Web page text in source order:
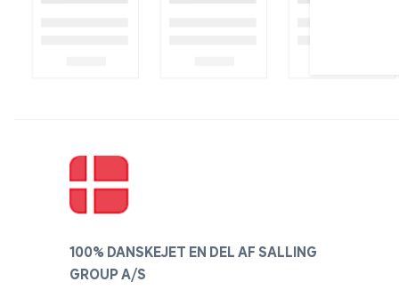
Kompatibilitet iPad-modeller
- 13" iPad Pro (M4)
- 11" iPad Pro (M4)
- 11" iPad Pro (1., 2, 3. og 4. generation)
100% DANSKEJET EN DEL AF SALLING
GROUP A/S